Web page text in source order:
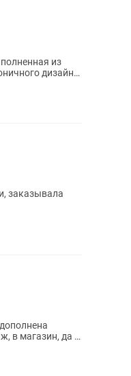
из
дизайна
заказывала
в магазин, да и